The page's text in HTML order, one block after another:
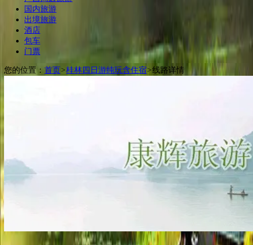
国内旅游
出境旅游
酒店
包车
门票
您的位置： 首页>桂林四日游纯玩含住宿>线路详情